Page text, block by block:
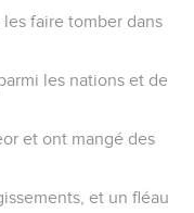
faire tomber dans
les nations et de
et ont mangé des
et un fléau